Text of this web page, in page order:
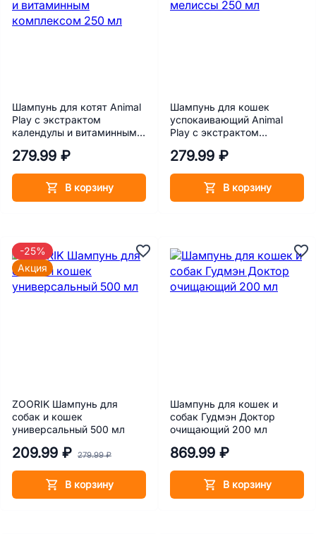
Шампунь для котят Animal
Play с экстрактом
календулы и витаминным
279.99 ₽
В корзину
Шампунь для кошек
успокаивающий Animal
Play с экстрактом
279.99 ₽
В корзину
ZOORIK Шампунь для
собак и кошек
универсальный 500 мл
209.99 ₽ 279.99 ₽
В корзину
-25%
Акция
Шампунь для кошек и
собак Гудмэн Доктор
очищающий 200 мл
869.99 ₽
В корзину